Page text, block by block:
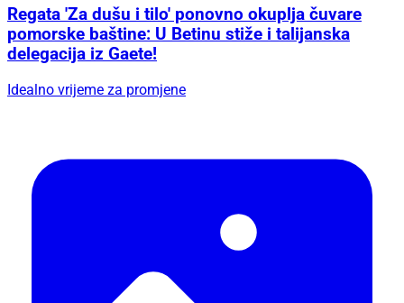
Regata 'Za dušu i tilo' ponovno okuplja čuvare
pomorske baštine: U Betinu stiže i talijanska
delegacija iz Gaete!
Idealno vrijeme za promjene